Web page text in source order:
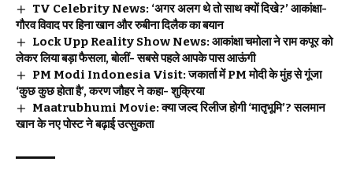
TV Celebrity News: ‘अगर अलग थे तो साथ क्यों दिखे?’ आकांक्षा-
गौरव विवाद पर हिना खान और रुबीना दिलैक का बयान
Lock Upp Reality Show News: आकांक्षा चमोला ने राम कपूर को
लेकर लिया बड़ा फैसला, बोलीं- सबसे पहले आपके पास आऊंगी
PM Modi Indonesia Visit: जकार्ता में PM मोदी के मुंह से गूंजा
‘कुछ कुछ होता है’, करण जौहर ने कहा- शुक्रिया
Maatrubhumi Movie: क्या जल्द रिलीज होगी ‘मातृभूमि’? सलमान
खान के नए पोस्ट ने बढ़ाई उत्सुकता